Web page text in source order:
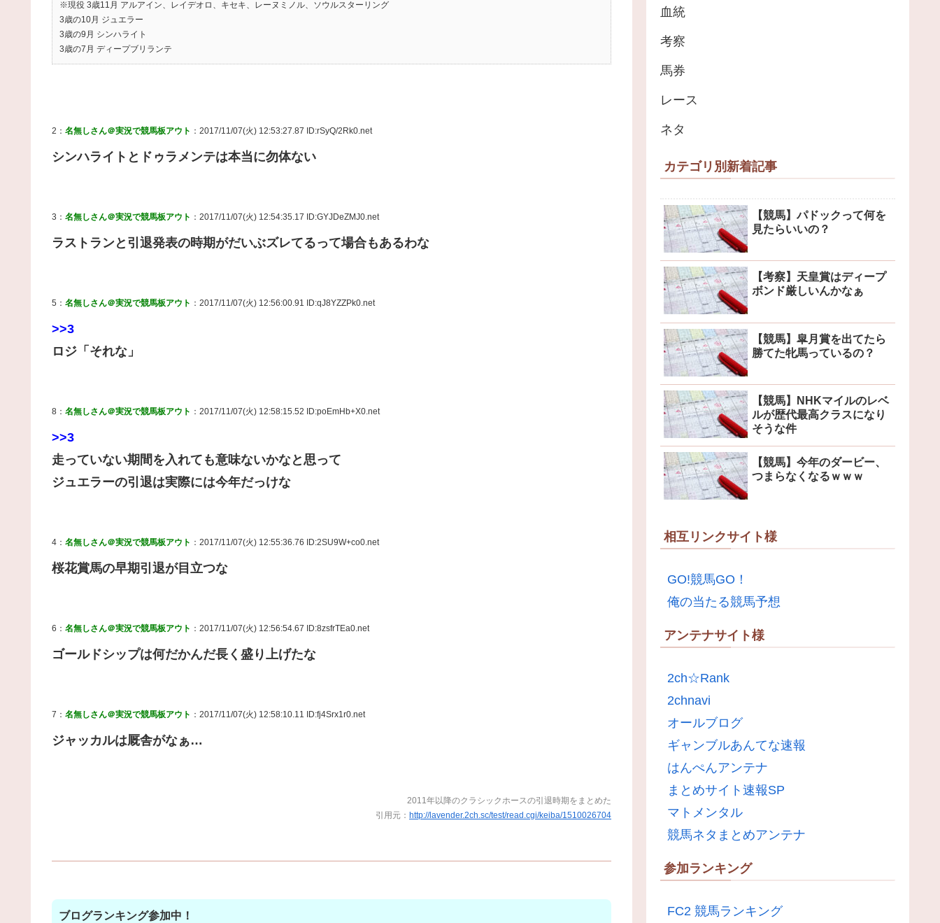
※現役 3歳11月 アルアイン、レイデオロ、キセキ、レーヌミノル、ソウルスターリング
3歳の10月 ジュエラー
3歳の9月 シンハライト
3歳の7月 ディープブリランテ
2： 名無しさん＠実況で競馬板アウト ：2017/11/07(火) 12:53:27.87 ID:rSyQ/2Rk0.net
シンハライトとドゥラメンテは本当に勿体ない
3： 名無しさん＠実況で競馬板アウト ：2017/11/07(火) 12:54:35.17 ID:GYJDeZMJ0.net
ラストランと引退発表の時期がだいぶズレてるって場合もあるわな
5： 名無しさん＠実況で競馬板アウト ：2017/11/07(火) 12:56:00.91 ID:qJ8YZZPk0.net
>>3
ロジ「それな」
8： 名無しさん＠実況で競馬板アウト ：2017/11/07(火) 12:58:15.52 ID:poEmHb+X0.net
>>3
走っていない期間を入れても意味ないかなと思って
ジュエラーの引退は実際には今年だっけな
4： 名無しさん＠実況で競馬板アウト ：2017/11/07(火) 12:55:36.76 ID:2SU9W+co0.net
桜花賞馬の早期引退が目立つな
6： 名無しさん＠実況で競馬板アウト ：2017/11/07(火) 12:56:54.67 ID:8zsfrTEa0.net
ゴールドシップは何だかんだ長く盛り上げたな
7： 名無しさん＠実況で競馬板アウト ：2017/11/07(火) 12:58:10.11 ID:fj4Srx1r0.net
ジャッカルは厩舎がなぁ…
2011年以降のクラシックホースの引退時期をまとめた
引用元： http://lavender.2ch.sc/test/read.cgi/keiba/1510026704
ブログランキング参加中！
血統
考察
馬券
レース
ネタ
カテゴリ別新着記事
【競馬】パドックって何を
見たらいいの？
【考察】天皇賞はディープ
ボンド厳しいんかなぁ
【競馬】皐月賞を出てたら
勝てた牝馬っているの？
【競馬】NHKマイルのレベ
ルが歴代最高クラスになり
そうな件
【競馬】今年のダービー、
つまらなくなるｗｗｗ
相互リンクサイト様
GO!競馬GO！
俺の当たる競馬予想
アンテナサイト様
2ch☆Rank
2chnavi
オールブログ
ギャンブルあんてな速報
はんぺんアンテナ
まとめサイト速報SP
マトメンタル
競馬ネタまとめアンテナ
参加ランキング
FC2 競馬ランキング